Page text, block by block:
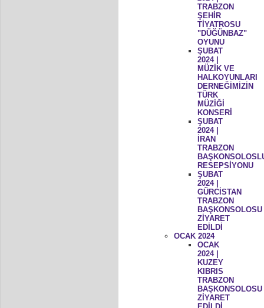
TRABZON
ŞEHİR
TİYATROSU
"DÜĞÜNBAZ"
OYUNU
ŞUBAT
2024 |
MÜZİK VE
HALKOYUNLARI
DERNEĞİMİZİN
TÜRK
MÜZİĞİ
KONSERİ
ŞUBAT
2024 |
İRAN
TRABZON
RESEPSİYONU
ŞUBAT
2024 |
GÜRCİSTAN
TRABZON
BAŞKONSOLOSU
ZİYARET
EDİLDİ
OCAK 2024
OCAK
2024 |
KUZEY
KIBRIS
TRABZON
BAŞKONSOLOSU
ZİYARET